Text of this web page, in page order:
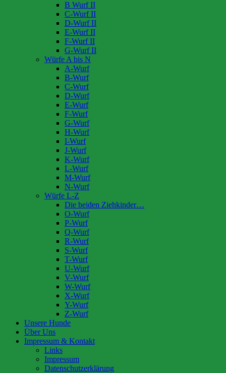
B Wurf II
C-Wurf II
D-Wurf II
E-Wurf II
F-Wurf II
G-Wurf II
Würfe A bis N
A-Wurf
B-Wurf
C-Wurf
D-Wurf
E-Wurf
F-Wurf
G-Wurf
H-Wurf
I-Wurf
J-Wurf
K-Wurf
L-Wurf
M-Wurf
N-Wurf
Würfe L-Z
Die beiden Ziehkinder…
O-Wurf
P-Wurf
Q-Wurf
R-Wurf
S-Wurf
T-Wurf
U-Wurf
V-Wurf
W-Wurf
X-Wurf
Y-Wurf
Z-Wurf
Unsere Hunde
Über Uns
Impressum & Kontakt
Links
Impressum
Datenschutzerklärung